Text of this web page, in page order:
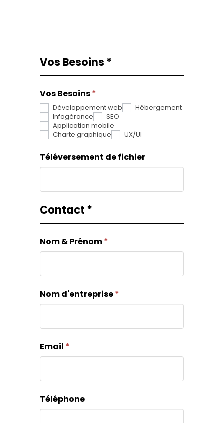
Request
From
Vos Besoins *
Vos Besoins*
Développement web
Hébergement
Infogérance
SEO
Application mobile
Charte graphique
UX/UI
Téléversement de fichier
Contact *
Nom & Prénom*
Nom d'entreprise*
Email *
Téléphone
Si
vous
êtes
un
humain,
ne
remplissez
ce
champ.